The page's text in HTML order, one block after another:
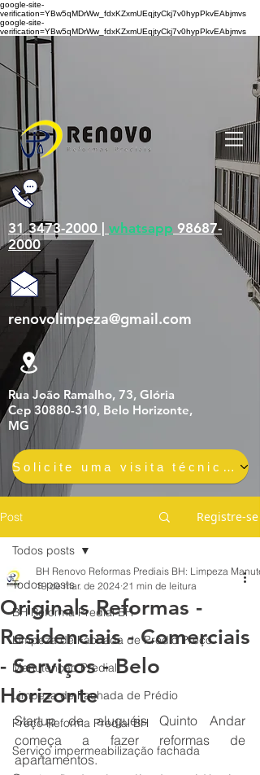
google-site-
verification=YBw5qMDrWw_fdxKZxmUEqjtyCkj7v0hypPkvEAbjmvs
google-site-
verification=YBw5qMDrWw_fdxKZxmUEqjtyCkj7v0hypPkvEAbjmvs
31 3473-2000 | whatsapp 98687-
2000
renovolimpeza@gmail.com
Rua João Ramalho, 73, Glória
Cep 30880-310, Belo Horizonte,
MG
Solicite uma visita técnica gratuita e sem compromisso
Post Registre-se
Todos posts
BH Reforma Predial BH
Limpeza de Fachada de Prédio Preço
Manutenção Predial
Limpeza de Fachada de Prédio
Preço Reforma Predial BH
Serviço impermeabilização fachada
Todos posts
Originals Reformas -
Residenciais - Comerciais
- Serviços - Belo
Horizonte
BH Renovo Reformas Prediais BH: Limpeza
19 de mar. de 2024 21 min de leitura
Startup de aluguéis Quinto Andar
começa a fazer reformas de
apartamentos.